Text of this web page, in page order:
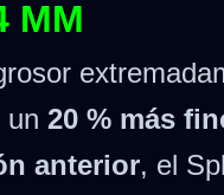
MM
un 20 % más
anterior, el